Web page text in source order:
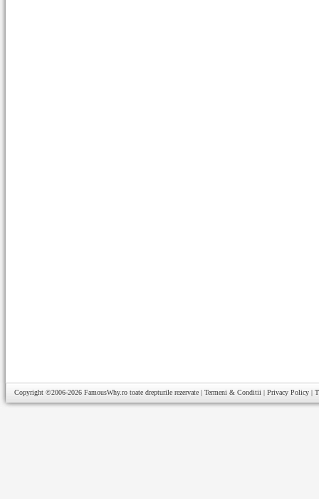
Copyright ©2006-2026 FamousWhy.ro toate drepturile rezervate | Termeni & Conditii | Privacy Policy |